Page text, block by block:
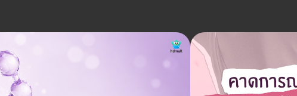
สามารถจองแพ็กเกจฟิลเลอร์ให้คนอื่นได้ไหม?